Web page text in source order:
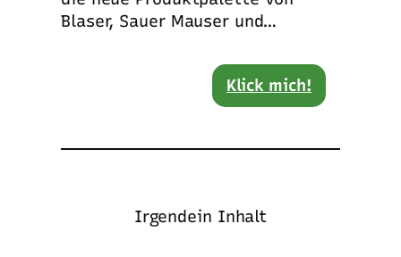
Blaser, Sauer Mauser und…
Klick mich!
Irgendein Inhalt